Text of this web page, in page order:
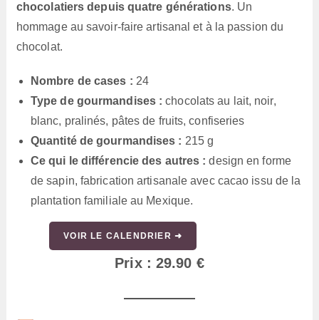
chocolatiers depuis quatre générations. Un
hommage au savoir-faire artisanal et à la passion du
chocolat.
Nombre de cases : 24
Type de gourmandises : chocolats au lait, noir,
blanc, pralinés, pâtes de fruits, confiseries
Quantité de gourmandises : 215 g
Ce qui le différencie des autres : design en forme
de sapin, fabrication artisanale avec cacao issu de la
plantation familiale au Mexique.
VOIR LE CALENDRIER ➜
Prix : 29.90 €